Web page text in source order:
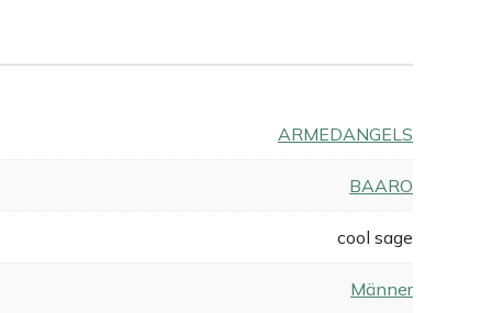
ARMEDANGELS
BAARO
cool sage
Männer